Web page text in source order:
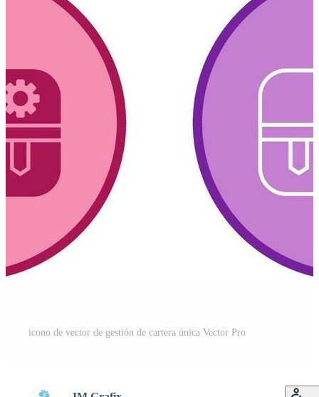
icono de vector de gestión de cartera única Vector Pro